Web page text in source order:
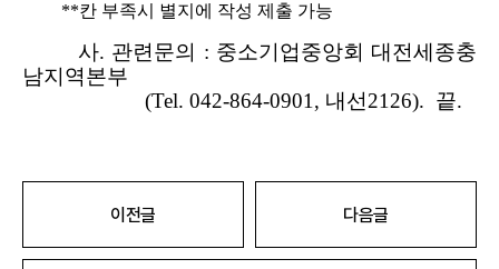
**칸 부족시 별지에 작성 제출 가능
사. 관련문의 : 중소기업중앙회 대전세종충
남지역본부
(Tel. 042-864-0901, 내선2126). 끝.
이전글 다음글